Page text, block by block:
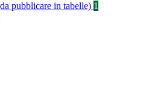
pubblicare in tabelle) 1